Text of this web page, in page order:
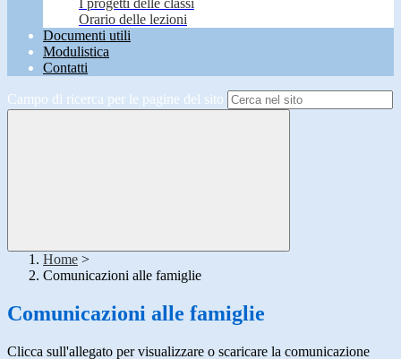
I progetti delle classi
Orario delle lezioni
Documenti utili
Modulistica
Contatti
Campo di ricerca per le pagine del sito
Home >
Comunicazioni alle famiglie
Comunicazioni alle famiglie
Clicca sull'allegato per visualizzare o scaricare la comunicazione